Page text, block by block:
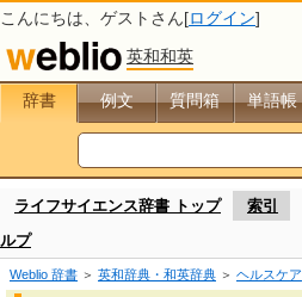
こんにちは、 ゲスト さん[ログイン]
英和和英
辞書 例文 質問箱 単語帳
ライフサイエンス辞書 トップ 索引
ルプ
Weblio 辞書 ＞ 英和辞典・和英辞典 ＞ ヘルスケア